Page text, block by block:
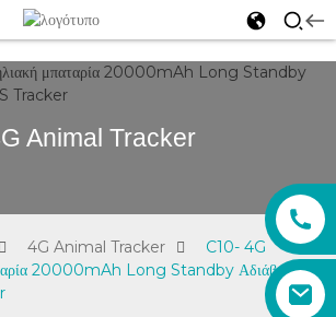
Animal Tracker
4G Animal Tracker
C10- 4G
20000mAh Long Standby Αδιάβροχο